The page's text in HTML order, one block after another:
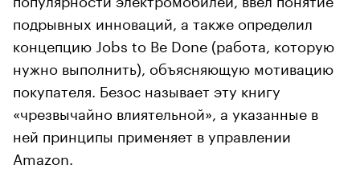
подрывных инноваций, а также определил
концепцию Jobs to Be Done (работа, которую
нужно выполнить), объясняющую мотивацию
покупателя. Безос называет эту книгу
«чрезвычайно влиятельной», а указанные в
ней принципы применяет в управлении
Amazon.